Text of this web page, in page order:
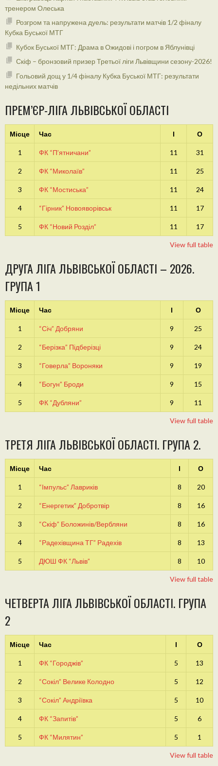
тренером Олеська
Розгром та напружена дуель: результати матчів 1/2 фіналу
Кубка Буської МТГ
Кубок Буської МТГ: Драма в Ожидові і погром в Яблунівці
Скіф – бронзовий призер Третьої ліги Львівщини сезону-2026!
Гольовий дощ у 1/4 фіналу Кубка Буської МТГ: результати
недільних матчів
ПРЕМ’ЄР-ЛІГА ЛЬВІВСЬКОЇ ОБЛАСТІ
Місце Час І О
1 ФК “П’ятничани” 11 31
2 ФК “Миколаїв” 11 25
3 ФК “Мостиська” 11 24
4 “Гірник” Новояворівськ 11 17
5 ФК “Новий Розділ” 11 17
View full table
ДРУГА ЛІГА ЛЬВІВСЬКОЇ ОБЛАСТІ – 2026.
ГРУПА 1
Місце Час І О
1 “Січ” Добряни 9 25
2 “Берізка” Підберізці 9 24
3 “Говерла” Вороняки 9 19
4 “Богун” Броди 9 15
5 ФК “Дубляни” 9 11
View full table
ТРЕТЯ ЛІГА ЛЬВІВСЬКОЇ ОБЛАСТІ. ГРУПА 2.
Місце Час І О
1 “Імпульс” Лавриків 8 20
2 “Енергетик” Добротвір 8 16
3 “Скіф” Боложинів/Вербляни 8 16
4 “Радехівщина ТГ” Радехів 8 13
5 ДЮШ ФК “Львів” 8 10
View full table
ЧЕТВЕРТА ЛІГА ЛЬВІВСЬКОЇ ОБЛАСТІ. ГРУПА
2
Місце Час І О
1 ФК “Городжів” 5 13
2 “Сокіл” Велике Колодно 5 12
3 “Сокіл” Андріївка 5 10
4 ФК “Запитів” 5 6
5 ФК “Милятин” 5 1
View full table